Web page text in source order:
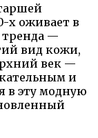
х оживает в
—
вид кожи,
век —
и
в эту модную